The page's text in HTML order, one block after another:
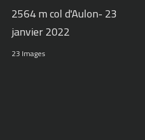
2564 m col d'Aulon- 23
janvier 2022
23 Images